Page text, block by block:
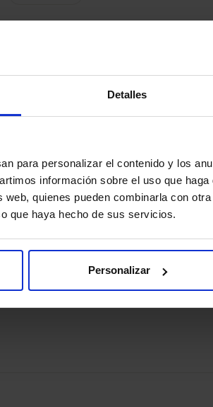
Detalles
para personalizar el contenido y los
información sobre el uso que
quienes pueden combinarla con
que haya hecho de sus servicios.
Personalizar